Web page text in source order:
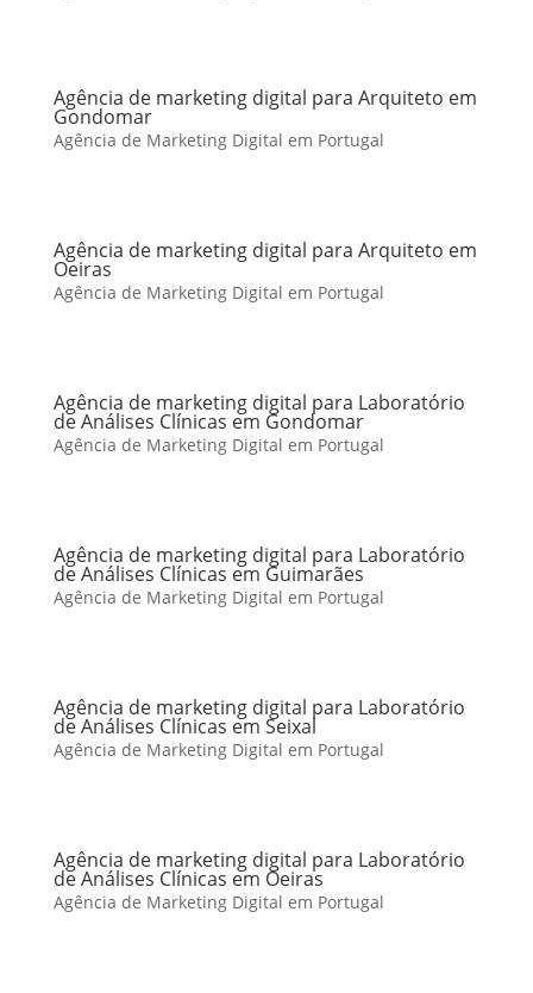
Agência de marketing digital para Arquiteto em
Gondomar
Agência de Marketing Digital em Portugal
Agência de marketing digital para Arquiteto em
Oeiras
Agência de Marketing Digital em Portugal
Agência de marketing digital para Laboratório
de Análises Clínicas em Gondomar
Agência de Marketing Digital em Portugal
Agência de marketing digital para Laboratório
de Análises Clínicas em Guimarães
Agência de Marketing Digital em Portugal
Agência de marketing digital para Laboratório
de Análises Clínicas em Seixal
Agência de Marketing Digital em Portugal
Agência de marketing digital para Laboratório
de Análises Clínicas em Oeiras
Agência de Marketing Digital em Portugal